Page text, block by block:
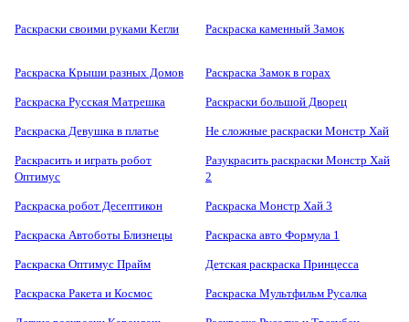
Раскраски своими руками Кегли Раскраска каменный Замок
Раскраска Крыши разных Домов Раскраска Замок в горах
Раскраска Русская Матрешка Раскраски большой Дворец
Раскраска Девушка в платье Не сложные раскраски Монстр Хай
Раскрасить и играть робот
Оптимус
Разукрасить раскраски Монстр Хай
2
Раскраска робот Десептикон Раскраска Монстр Хай 3
Раскраска Автоботы Близнецы Раскраска авто Формула 1
Раскраска Оптимус Прайм Детская раскраска Принцесса
Раскраска Ракета и Космос Раскраска Мультфильм Русалка